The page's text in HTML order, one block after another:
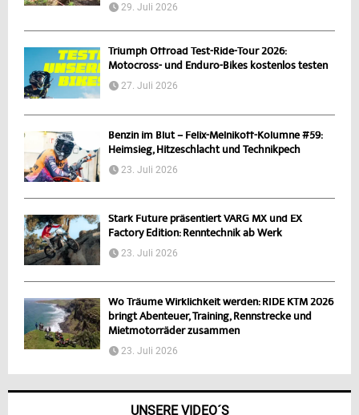
29. Juli 2026
Triumph Offroad Test-Ride-Tour 2026:
Motocross- und Enduro-Bikes kostenlos testen
27. Juli 2026
Benzin im Blut – Felix-Melnikoff-Kolumne #59:
Heimsieg, Hitzeschlacht und Technikpech
23. Juli 2026
Stark Future präsentiert VARG MX und EX
Factory Edition: Renntechnik ab Werk
23. Juli 2026
Wo Träume Wirklichkeit werden: RIDE KTM 2026
bringt Abenteuer, Training, Rennstrecke und
Mietmotorräder zusammen
23. Juli 2026
UNSERE VIDEO´S